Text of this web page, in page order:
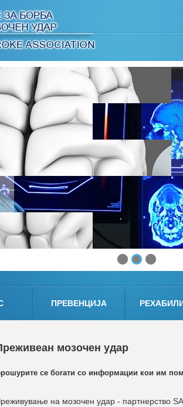
ПРЕВЕНЦИЈА
мозочен удар
се богати со информации кои им
реживување на мозочен удар - партнерство